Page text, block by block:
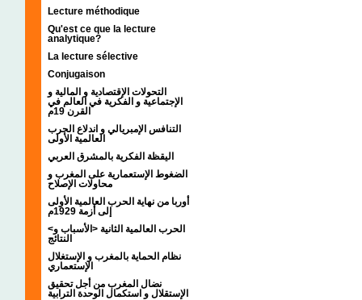
Lecture méthodique
Qu'est ce que la lecture
analytique?
La lecture sélective
Conjugaison
التحولات الإقتصادية و المالية و
الإجتماعية و الفكرية في العالم في
القرن 19م
التنافس الإمبريالي و اندلاع الحرب
العالمية الأولى
اليقظة الفكرية بالمشرق العربي
الضغوط الإستعمارية على المغرب و
محاولات الإصلاح
أوربا من نهاية الحرب العالمية الأولى
إلى أزمة 1929م
<الحرب العالمية الثانية <الأسباب و
النتائج
نظام الحماية بالمغرب و الإستغلال
الإستعماري
نضال المغرب من أجل تحقيق
الإستقلال و استكمال الوحدة الترابية